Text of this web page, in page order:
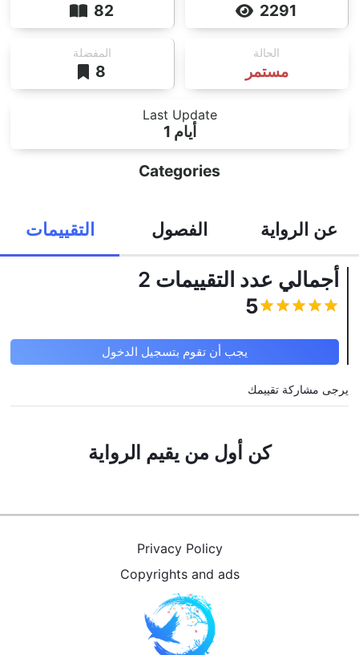
82 2291
8
المفضلة
مستمر
الحالة
Last Update
1 أيام
Categories
عن الرواية الفصول التقييمات
يجب أن تقوم بتسجيل الدخول
أجمالي عدد التقييمات 2
5
يجب أن تقوم بتسجيل الدخول
يرجى مشاركة تقييمك
كن أول من يقيم الرواية
Privacy Policy
Copyrights and ads